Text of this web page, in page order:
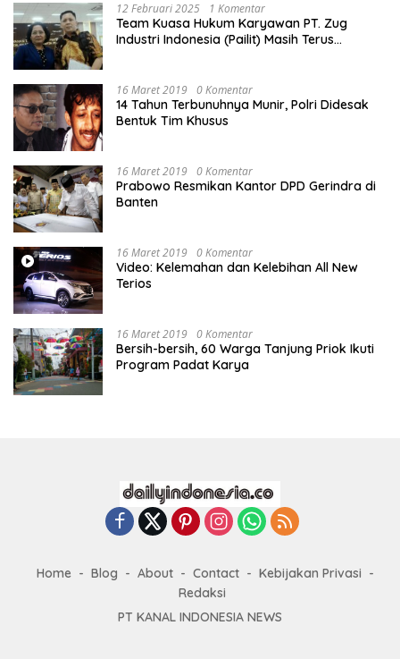
12 Februari 2025 1 Komentar
Team Kuasa Hukum Karyawan PT. Zug
Industri Indonesia (Pailit) Masih Terus
16 Maret 2019 0 Komentar
14 Tahun Terbunuhnya Munir, Polri Didesak
Bentuk Tim Khusus
16 Maret 2019 0 Komentar
Prabowo Resmikan Kantor DPD Gerindra di
Banten
16 Maret 2019 0 Komentar
Video: Kelemahan dan Kelebihan All New
Terios
16 Maret 2019 0 Komentar
Bersih-bersih, 60 Warga Tanjung Priok Ikuti
Program Padat Karya
Home Blog About Contact
Kebijakan Privasi
Redaksi
PT KANAL INDONESIA NEWS